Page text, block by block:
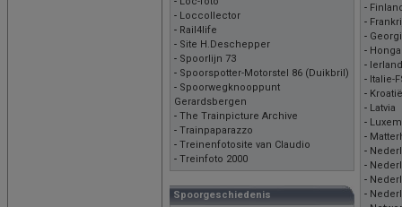
- Loccollector
- Rail4life
- Site H.Deschepper
- Spoorlijn 73
- Spoorspotter-Motorstel 86 (Duikbril)
- Spoorwegknooppunt
Gerardsbergen
- The Trainpicture Archive
- Trainpaparazzo
- Treinenfotosite van Claudio
- Treinfoto 2000
Spoorgeschiedenis
-
-
-
-
- Ierland
- Italie-
- Kroatië
- Latvia
-
-
-
-
-
-